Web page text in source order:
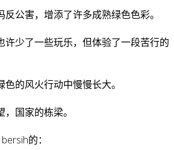
公害，增添了许多成熟绿色色彩。
许少了一些玩乐，但体验了一段苦行的
的风火行动中慢慢长大。
国家的栋梁。
的：